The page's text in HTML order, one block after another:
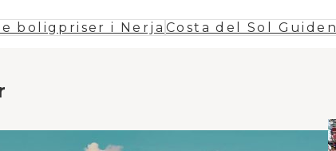
boligpriser i Nerja Costa del Sol Guiden